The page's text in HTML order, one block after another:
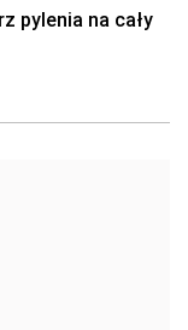
pylenia na cały